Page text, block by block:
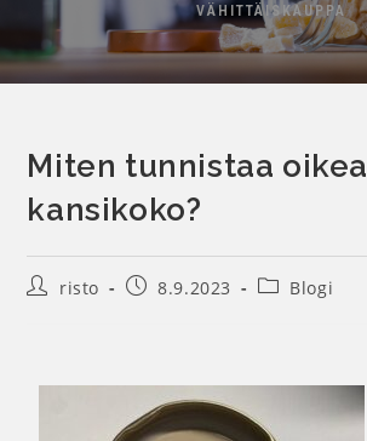
VÄHITTÄISKAUPPA
Miten tunnistaa oikea
kansikoko?
risto 8.9.2023 Blogi